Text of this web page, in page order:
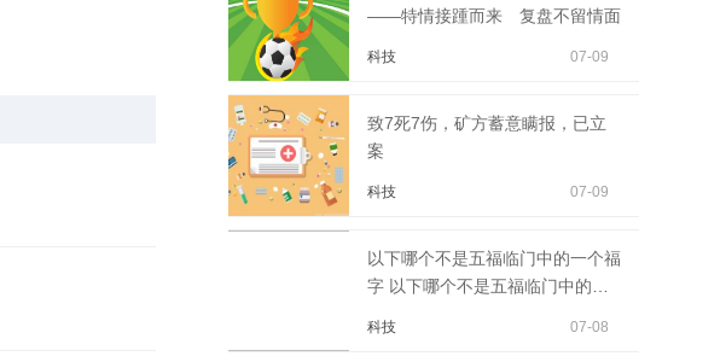
——特情接踵而来 复盘不留情面
科技 07-09
致7死7伤，矿方蓄意瞒报，已立
案
科技 07-09
以下哪个不是五福临门中的一个福
字 以下哪个不是五福临门中的一
科技 07-08